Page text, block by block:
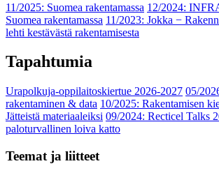
11/2025: Suomea rakentamassa 12/2024:
Suomea rakentamassa 11/2023: Jokka −
lehti kestävästä rakentamisesta
Tapahtumia
Urapolkuja-oppilaitoskiertue 2026-2027 05/
rakentaminen & data 10/2025: Rakentamisen
Jätteistä materiaaleiksi 09/2024: Recticel Talks
paloturvallinen loiva katto
Teemat ja liitteet